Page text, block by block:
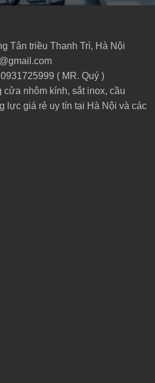
Tân triều Thanh Trì, Hà Nội
0931725999 ( MR. Quý )
cửa nhôm kính, sắt inox, cầu
lực giá rẻ uy tín tại Hà Nội và các